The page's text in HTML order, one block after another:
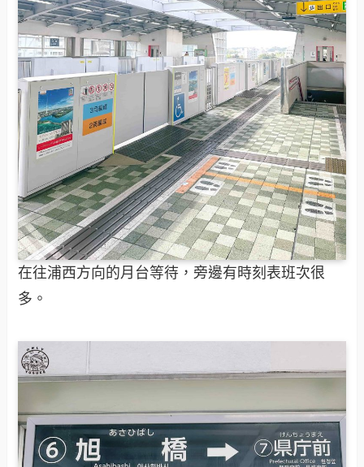
在往浦西方向的月台等待，旁邊有時刻表班次很
多。